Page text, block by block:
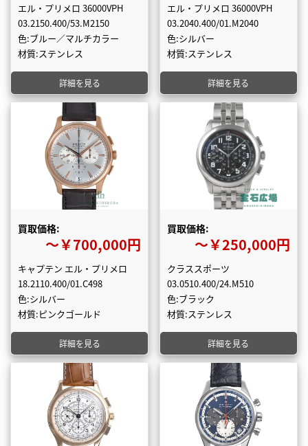
エル・プリメロ 36000VPH
03.2150.400/53.M2150
色:ブルー／マルチカラー
材質:ステンレス
詳細を見る
エル・プリメロ 36000VPH
03.2040.400/01.M2040
色:シルバー
材質:ステンレス
詳細を見る
買取価格:
〜￥700,000円
キャプテン エル・プリメロ
18.2110.400/01.C498
色:シルバー
材質:ピンクゴールド
詳細を見る
買取価格:
〜￥250,000円
クラススポーツ
03.0510.400/24.M510
色:ブラック
材質:ステンレス
詳細を見る